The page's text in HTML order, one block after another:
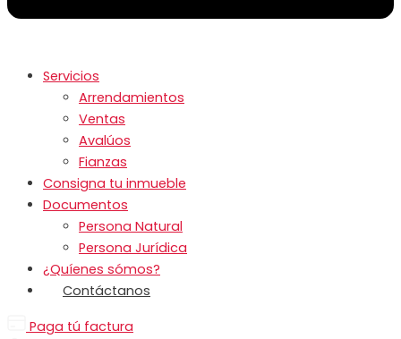
Servicios
Arrendamientos
Ventas
Avalúos
Fianzas
Consigna tu inmueble
Documentos
Persona Natural
Persona Jurídica
¿Quíenes sómos?
Contáctanos
Paga tú factura